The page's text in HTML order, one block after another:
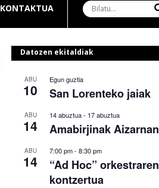
KONTAKTUA
Datozen ekitaldiak
ABU
10
Egun guztia
San Lorenteko jaiak
ABU
14
14 abuztua- 17 abuztua
Amabirjinak Aizarnan
ABU
14
7:00 pm- 8:30 pm
“Ad Hoc” orkestraren
kontzertua